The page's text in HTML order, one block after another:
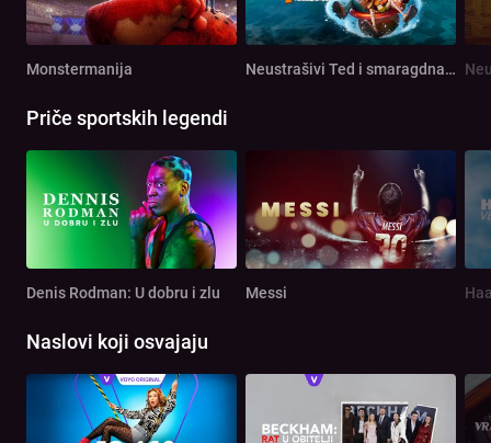
Monstermanija Neustrašivi Ted i smaragdna ploča
Priče sportskih legendi
Denis Rodman: U dobru i zlu Messi
Naslovi koji osvajaju